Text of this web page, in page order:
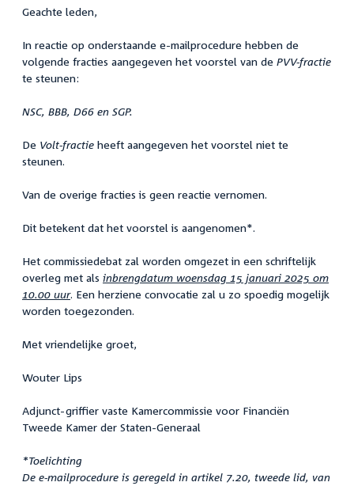
Geachte leden,
In reactie op onderstaande e-mailprocedure hebben de
volgende fracties aangegeven het voorstel van de PVV-fractie
te steunen:
NSC, BBB, D66 en SGP.
De Volt-fractie heeft aangegeven het voorstel niet te
steunen.
Van de overige fracties is geen reactie vernomen.
Dit betekent dat het voorstel is aangenomen*.
Het commissiedebat zal worden omgezet in een schriftelijk
overleg met als inbrengdatum woensdag 15 januari 2025 om
10.00 uur. Een herziene convocatie zal u zo spoedig mogelijk
worden toegezonden.
Met vriendelijke groet,
Wouter Lips
Adjunct-griffier vaste Kamercommissie voor Financiën
Tweede Kamer der Staten-Generaal
*Toelichting
De e-mailprocedure is geregeld in artikel 7.20, tweede lid, van